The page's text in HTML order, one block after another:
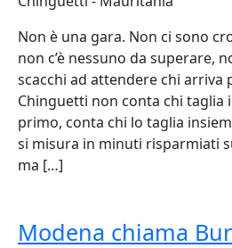
Non è una gara. Non ci sono
non c’è nessuno da superare,
scacchi ad attendere chi arriva
Chinguetti non conta chi taglia
primo, conta chi lo taglia
si misura in minuti risparmiati
ma […]
Modena chiama